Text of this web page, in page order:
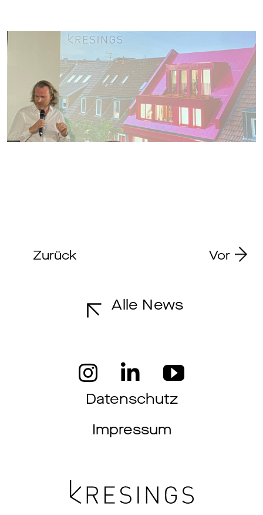
Zurück Vor
Alle News
Datenschutz
Impressum